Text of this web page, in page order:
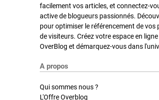
facilement vos articles, et connectez-
active de blogueurs passionnés.
pour optimiser le référencement de
de visiteurs. Créez votre espace en
OverBlog et démarquez-vous dans
A propos
Qui sommes nous ?
L'Offre Overblog